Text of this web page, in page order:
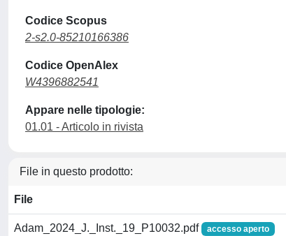
Codice Scopus
2-s2.0-85210166386
Codice OpenAlex
W4396882541
Appare nelle tipologie:
01.01 - Articolo in rivista
File in questo prodotto:
File
Adam_2024_J._Inst._19_P10032.pdf accesso aperto